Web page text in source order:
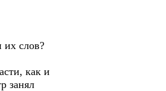
их слов?
как и
занял